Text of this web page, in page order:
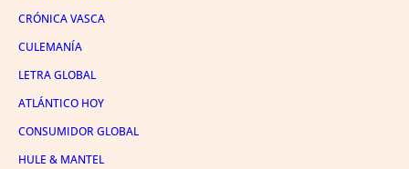
CRÓNICA VASCA
CULEMANÍA
LETRA GLOBAL
ATLÁNTICO HOY
CONSUMIDOR GLOBAL
HULE & MANTEL